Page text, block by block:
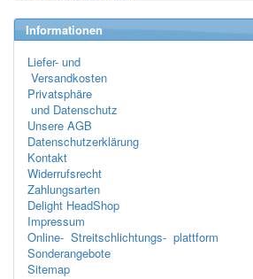
Informationen
Liefer- und
Versandkosten
Privatsphäre
und Datenschutz
Unsere AGB
Datenschutzerklärung
Kontakt
Widerrufsrecht
Zahlungsarten
Delight HeadShop
Impressum
Online- Streitschlichtungs- plattform
Sonderangebote
Sitemap